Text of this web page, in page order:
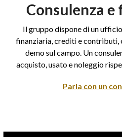
Consulenza
Il gruppo dispone di un
finanziaria, crediti e contributi,
demo sul campo. Un
acquisto, usato e noleggio
Parla con un